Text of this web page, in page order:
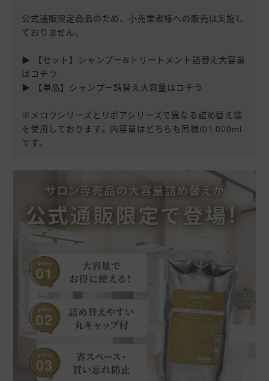
公式通販限定商品のため、小売業者様への販売は実施し
ておりません。
▶
【セット】シャンプー&トリートメント詰替え大容量
はコチラ
▶
【単品】シャンプー詰替え大容量はコチラ
※メロウシリーズとリポアシリーズで異なる詰め替え袋
を使用しております。内容量はどちらも同様の1,000ml
です。